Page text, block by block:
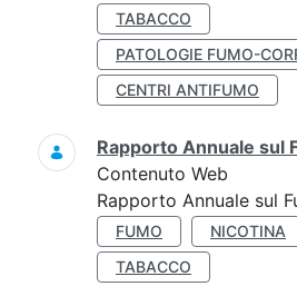
TABACCO
PATOLOGIE FUMO-
CENTRI ANTIFUMO
Rapporto Annuale sul
Contenuto Web
Rapporto Annuale sul
FUMO NICOTINA
TABACCO